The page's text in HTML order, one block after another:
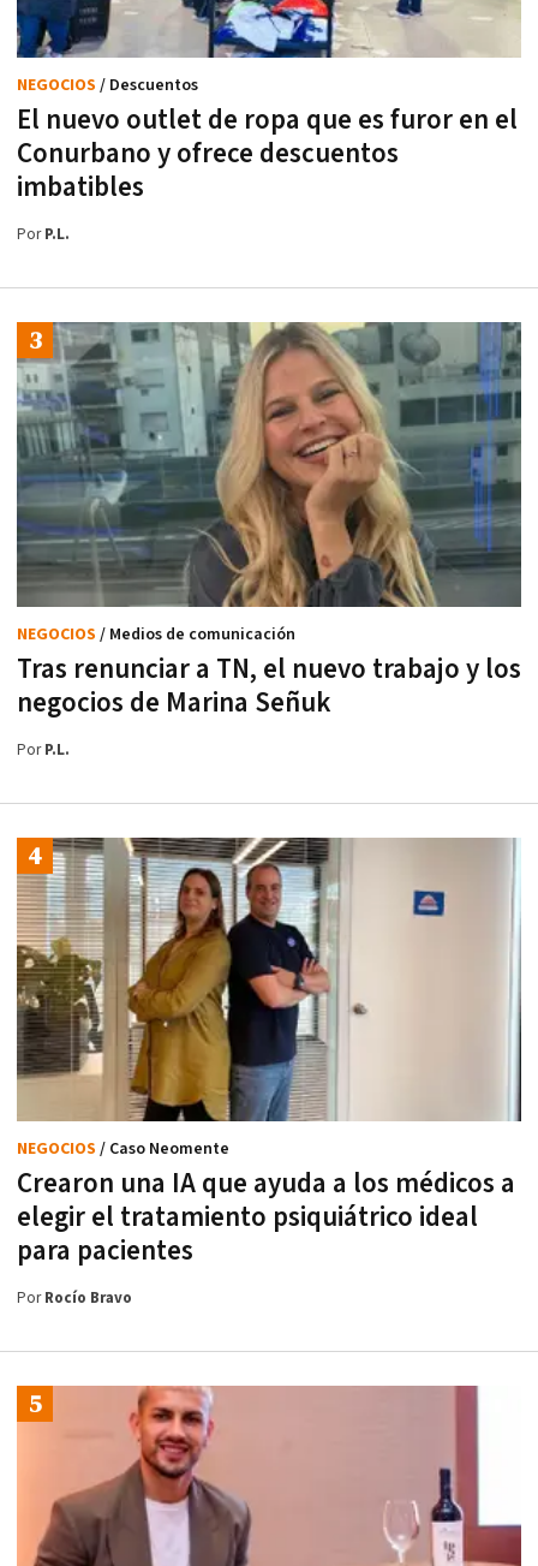
El nuevo outlet de ropa que es furor en el
Conurbano y ofrece descuentos
imbatibles
NEGOCIOS / Descuentos
PorP.L.
Tras renunciar a TN, el nuevo trabajo y los
negocios de Marina Señuk
NEGOCIOS / Medios de comunicación
PorP.L.
Crearon una IA que ayuda a los médicos a
elegir el tratamiento psiquiátrico ideal
para pacientes
NEGOCIOS / Caso Neomente
PorRocío Bravo